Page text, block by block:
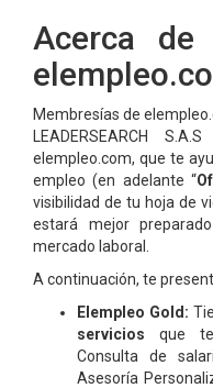
Acerca de
Membresías de
LEADERSEARCH
elempleo.com, que te
empleo (en adelante “
visibilidad de tu hoja de
estará mejor
mercado laboral.
A continuación, te
Elempleo Gold:
servicios que te
Consulta de
Asesoría